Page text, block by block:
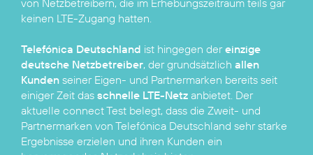
von Netzbetreibern, die im Erhebungszeitraum teils gar
keinen LTE-Zugang hatten.
Telefónica Deutschland ist hingegen dereinzige
deutsche Netzbetreiber, der grundsätzlich allen
Kunden seiner Eigen- und Partnermarken bereits seit
einiger Zeit das schnelle LTE-Netz anbietet. Der
aktuelle connect Test belegt, dass die Zweit- und
Partnermarken von Telefónica Deutschland sehr starke
Ergebnisse erzielen und ihren Kunden ein